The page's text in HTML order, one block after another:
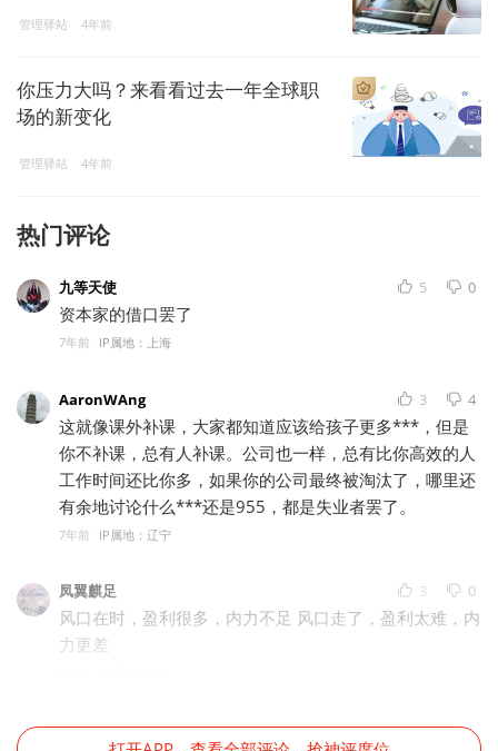
管理驿站 4年前
你压力大吗？来看看过去一年全球职
场的新变化
管理驿站 4年前
热门评论
九等天使 5 0
资本家的借口罢了
7年前 IP属地：上海
AaronWAng 3 4
这就像课外补课，大家都知道应该给孩子更多***，但是
你不补课，总有人补课。公司也一样，总有比你高效的人
工作时间还比你多，如果你的公司最终被淘汰了，哪里还
有余地讨论什么***还是955，都是失业者罢了。
7年前 IP属地：辽宁
凤翼麒足 3 0
风口在时，盈利很多，内力不足 风口走了，盈利太难，内
力更差